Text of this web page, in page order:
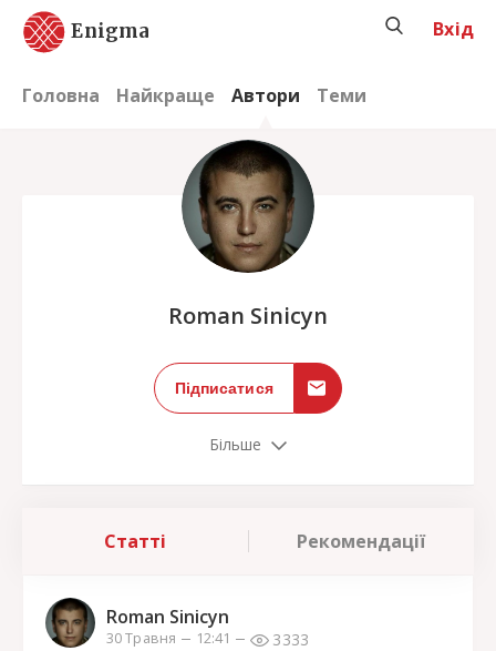
Enigma
Головна Найкраще Автори Теми
Вхід
Roman Sinicyn
Підписатися
Більше
Статті Рекомендації
Roman Sinicyn
30 Травня 12:41 3333